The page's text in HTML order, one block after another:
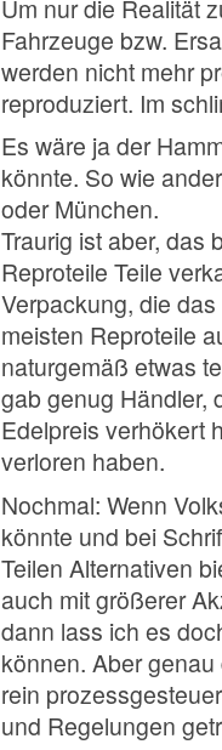
Um nur die Realität
Fahrzeuge bzw.
werden nicht mehr
reproduziert. Im
Es wäre ja der
könnte. So wie
oder München.
Traurig ist aber, das
Reproteile Teile
Verpackung, die
meisten Reproteile
naturgemäß etwas
gab genug Händler,
Edelpreis verhökert
verloren haben.
Nochmal: Wenn
könnte und bei
Teilen Alternativen
auch mit größerer
dann lass ich es
können. Aber
rein
und Regelungen